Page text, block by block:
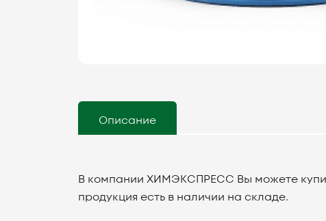
Описание
В компании ХИМЭКСПРЕСС Вы можете
продукция есть в наличии на складе.